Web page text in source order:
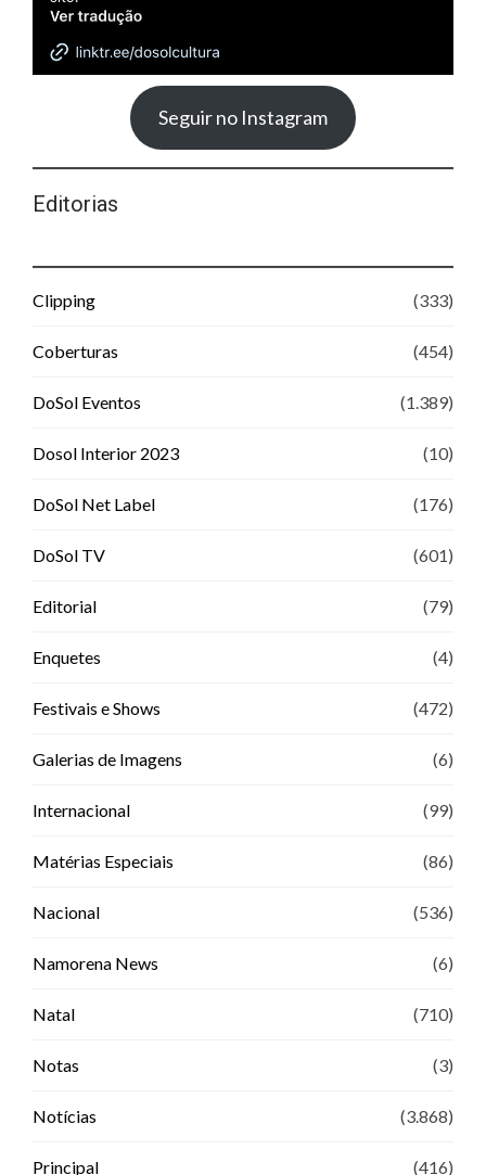
Seguir no Instagram
Editorias
Clipping (333)
Coberturas (454)
DoSol Eventos (1.389)
Dosol Interior 2023 (10)
DoSol Net Label (176)
DoSol TV (601)
Editorial (79)
Enquetes (4)
Festivais e Shows (472)
Galerias de Imagens (6)
Internacional (99)
Matérias Especiais (86)
Nacional (536)
Namorena News (6)
Natal (710)
Notas (3)
Notícias (3.868)
Principal (416)